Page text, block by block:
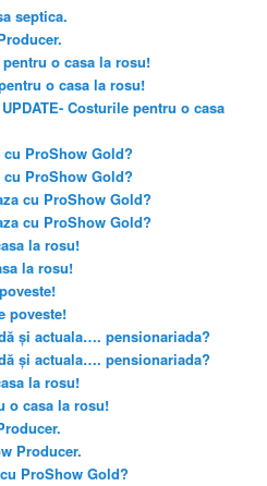
septica.
pentru o casa la rosu!
o casa la rosu!
UPDATE- Costurile pentru o casa
ProShow Gold?
ProShow Gold?
cu ProShow Gold?
cu ProShow Gold?
la rosu!
la rosu!
poveste!
şi actuala…. pensionariada?
şi actuala…. pensionariada?
la rosu!
o casa la rosu!
Producer.
ProShow Gold?